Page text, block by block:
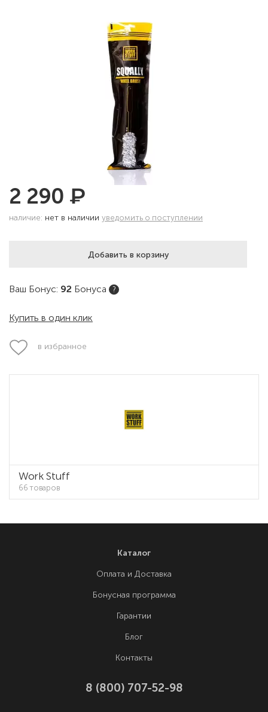
2 290 ₽
наличие: нет в наличии уведомить о поступлении
Добавить в корзину
Ваш Бонус: 92 Бонуса ?
Купить в один клик
в избранное
Work Stuff
66 товаров
Каталог
Оплата и Доставка
Бонусная программа
Гарантии
Блог
Контакты
8 (800) 707-52-98